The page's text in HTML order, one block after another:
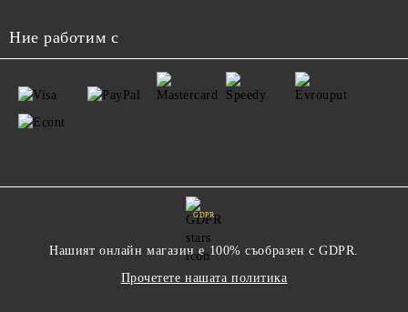
Ние работим с
GDPR
Нашият онлайн магазин е 100% съобразен с GDPR.
Прочетете нашата политика